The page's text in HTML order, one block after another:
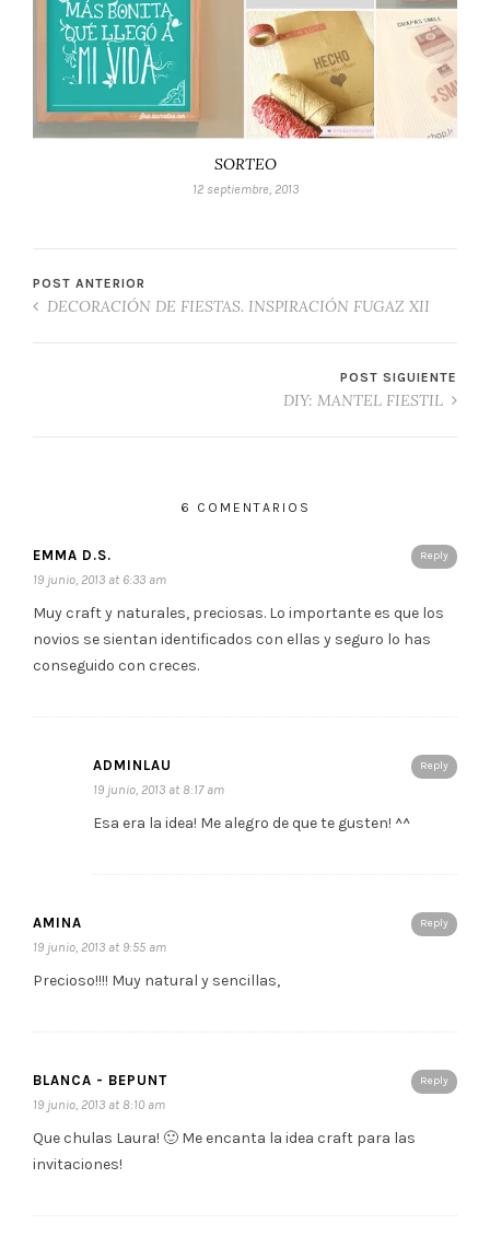
SORTEO
12 septiembre, 2013
POST ANTERIOR
DECORACIÓN DE FIESTAS. INSPIRACIÓN FUGAZ XII
POST SIGUIENTE
DIY: MANTEL FIESTIL
6 COMENTARIOS
Reply
EMMA D.S.
19 junio, 2013 at 6:33 am
Muy craft y naturales, preciosas. Lo importante es que los
novios se sientan identificados con ellas y seguro lo has
conseguido con creces.
Reply
ADMINLAU
19 junio, 2013 at 8:17 am
Esa era la idea! Me alegro de que te gusten! ^^
Reply
AMINA
19 junio, 2013 at 9:55 am
Precioso!!!! Muy natural y sencillas,
Reply
BLANCA - BEPUNT
19 junio, 2013 at 8:10 am
Que chulas Laura! 🙂 Me encanta la idea craft para las
invitaciones!